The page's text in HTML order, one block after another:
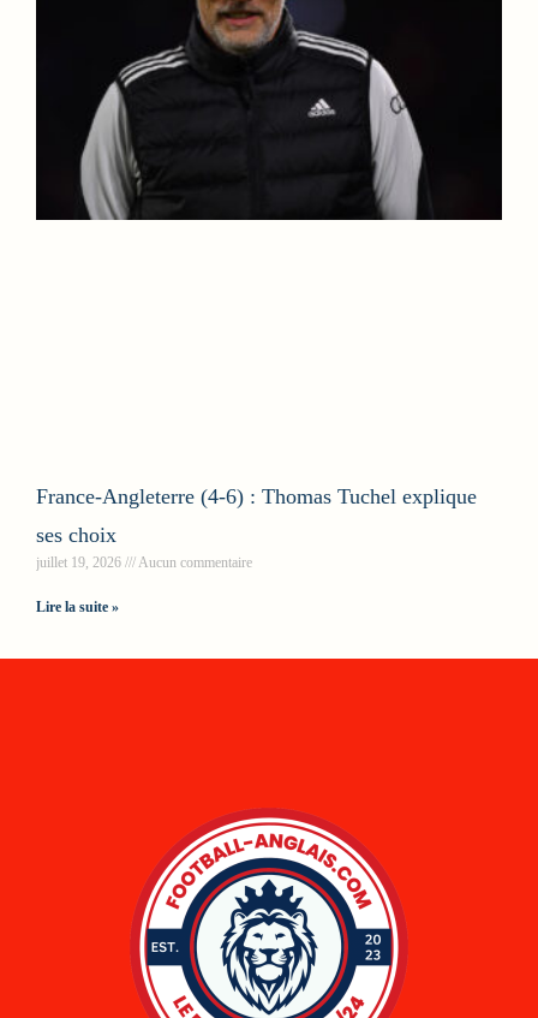
France-Angleterre (4-6) : Thomas Tuchel explique
ses choix
juillet 19, 2026 Aucun commentaire
Lire la suite »